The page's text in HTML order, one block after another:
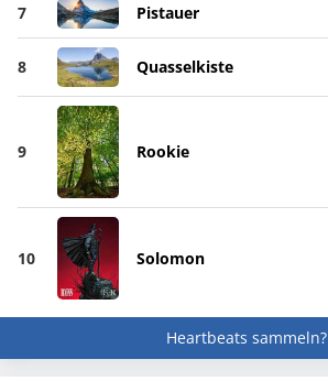
7 Pistauer
8 Quasselkiste
9 Rookie
10 Solomon
Heartbeats sammeln?